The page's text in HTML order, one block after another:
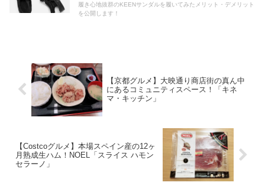
履き心地抜群のKEENサンダルを履いてみたメリット・デメリット
を公開します！
【京都グルメ】大映通り商店街の真ん中
にあるコミュニティスペース！「キネ
マ・キッチン」
【Costcoグルメ】本場スペイン産の12ヶ
月熟成生ハム！NOEL「スライス ハモン
セラーノ」